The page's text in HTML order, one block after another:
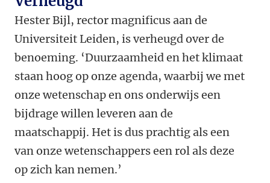
Hester Bijl, rector magnificus aan de
Universiteit Leiden, is verheugd over de
benoeming. ‘Duurzaamheid en het klimaat
staan hoog op onze agenda, waarbij we met
onze wetenschap en ons onderwijs een
bijdrage willen leveren aan de
maatschappij. Het is dus prachtig als een
van onze wetenschappers een rol als deze
op zich kan nemen.’